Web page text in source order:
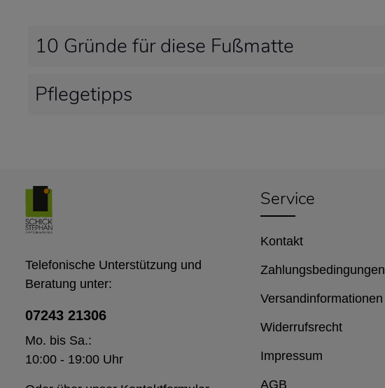
10 Gründe für diese Fußmatte
Pflegetipps
Service
Kontakt
Zahlungsbedingungen
Versandinformationen
Widerrufsrecht
Impressum
AGB
Telefonische Unterstützung und
Beratung unter:
07243 21306
Mo. bis Sa.:
10:00 - 19:00 Uhr